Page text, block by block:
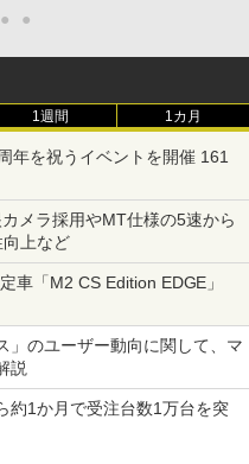
● ●
1週間 1カ月
年を祝うイベントを開催 161
メラ採用やMT仕様の5速から
上など
車「M2 CS Edition EDGE」
」のユーザー動向に関して、マ
説
約1か月で受注台数1万台を突